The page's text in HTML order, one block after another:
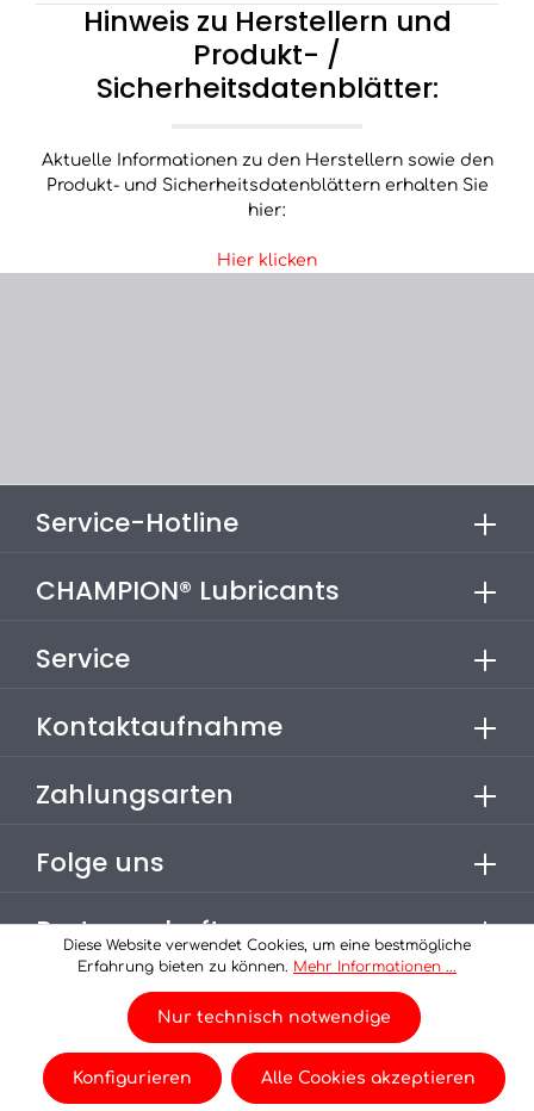
Hinweis zu Herstellern und
Produkt- /
Sicherheitsdatenblätter:
Aktuelle Informationen zu den Herstellern sowie den
Produkt- und Sicherheitsdatenblättern erhalten Sie
hier:
Hier klicken
Folge uns
Partnerschaften
Service-Hotline
CHAMPION® Lubricants
Service
Kontaktaufnahme
Zahlungsarten
© 2026 Champion-Oel - eine Seite der
Donig Mineralöl-Vertriebs GmbH
* Alle Preise inkl. gesetzl. Mehrwertsteuer zzgl.
Versandkosten , wenn nicht anders angegeben.
Diese Website verwendet Cookies, um eine bestmögliche
Erfahrung bieten zu können. Mehr Informationen ...
Nur technisch notwendige
Konfigurieren Alle Cookies akzeptieren